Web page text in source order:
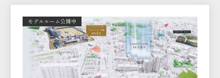
モデルルーム公開中